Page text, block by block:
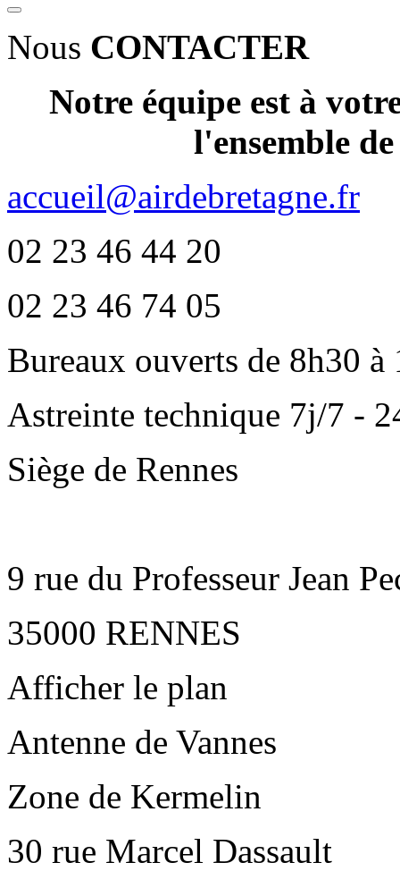
Nous CONTACTER
Notre équipe est à
l'ensemble
accueil@airdebretagne.fr
02 23 46 44 20
02 23 46 74 05
Bureaux ouverts de 8h30 à
Astreinte technique 7j/7 -
Siège de Rennes
9 rue du Professeur Jean
35000 RENNES
Afficher le plan
Antenne de Vannes
Zone de Kermelin
30 rue Marcel Dassault